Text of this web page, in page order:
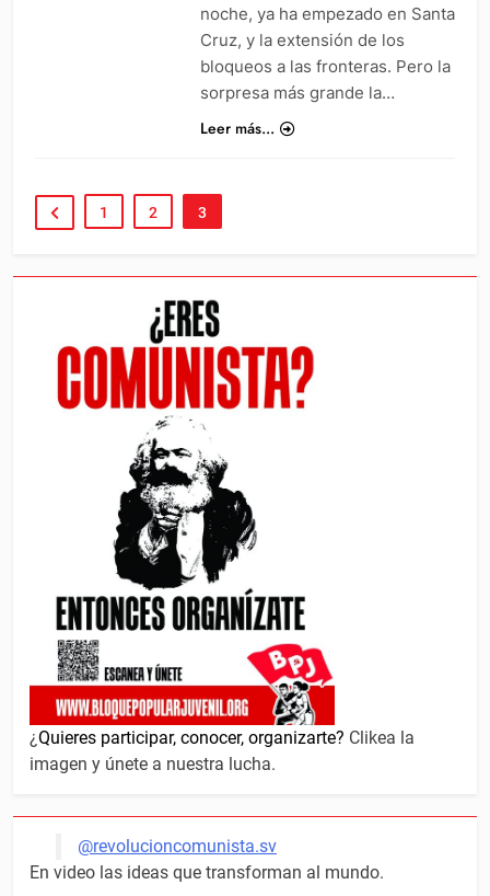
noche, ya ha empezado en Santa
Cruz, y la extensión de los
bloqueos a las fronteras. Pero la
sorpresa más grande la…
Leer más...
1 2 3
¿Quieres participar, conocer, organizarte? Clikea la
imagen y únete a nuestra lucha.
@revolucioncomunista.sv
En video las ideas que transforman al mundo.